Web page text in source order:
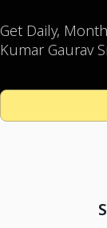
Get Daily,
Kumar Gaurav